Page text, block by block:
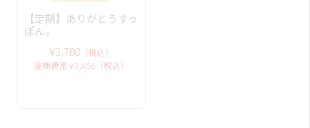
【定期】ありがとうすっ
ぽん。
¥3,780 （税込）
定期通常:¥3,456（税込）